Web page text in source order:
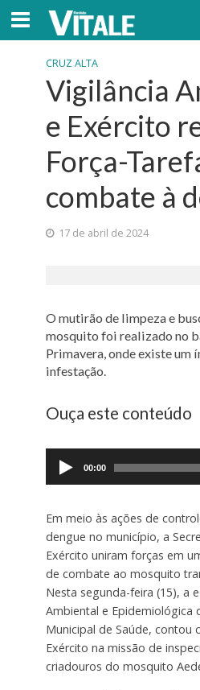
CRUZ ALTA
Vigilância
e Exército
Força-
combate à
17 de abril de 2024
O mutirão de limpeza e
mosquito foi realizado no
Primavera, onde existe um
infestação.
Ouça este conteúdo
áudio
00:00
Em meio às ações de
dengue no município, a
Exército uniram forças em
de combate ao mosquito
Nesta segunda-feira (15), a
Ambiental e Epidemiológica
Municipal de Saúde, contou
Exército na missão de
criadouros do mosquito